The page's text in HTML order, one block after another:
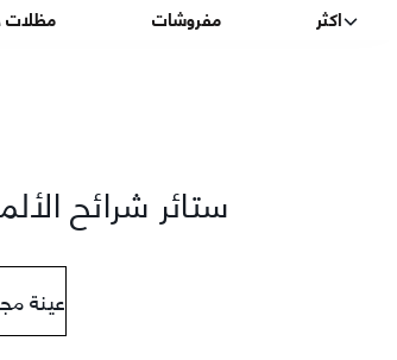
مظلات مفروشات اكثر
ستائر شرائح
عينة